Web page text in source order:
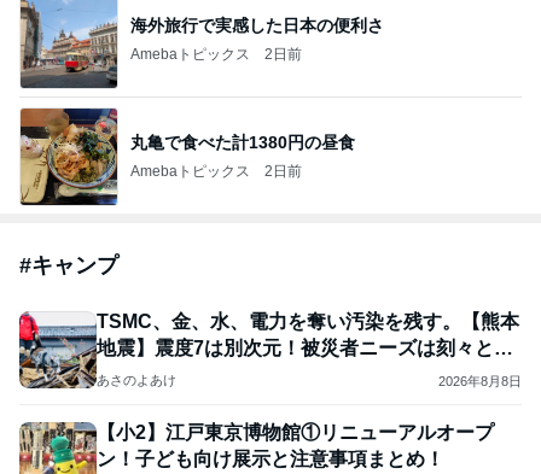
海外旅行で実感した日本の便利さ
Amebaトピックス 2日前
丸亀で食べた計1380円の昼食
Amebaトピックス 2日前
#キャンプ
TSMC、金、水、電力を奪い汚染を残す。【熊本
地震】震度7は別次元！被災者ニーズは刻々と変
わる！
あさのよあけ 2026年8月8日
【小2】江戸東京博物館①リニューアルオープ
ン！子ども向け展示と注意事項まとめ！